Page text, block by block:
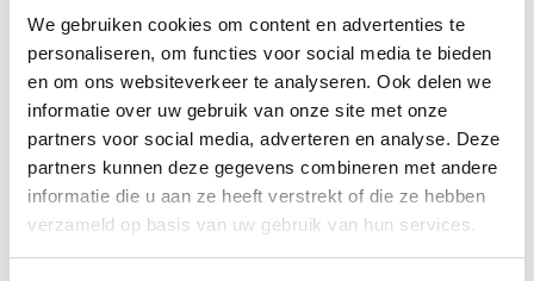
We gebruiken cookies om content en advertenties te
personaliseren, om functies voor social media te bieden
en om ons websiteverkeer te analyseren. Ook delen we
informatie over uw gebruik van onze site met onze
partners voor social media, adverteren en analyse. Deze
partners kunnen deze gegevens combineren met andere
informatie die u aan ze heeft verstrekt of die ze hebben
verzameld op basis van uw gebruik van hun services.
Excl. btw
Informatie
B2 kunststof poster afgedrukt op schitterend, dik
polypropyleen. Super mooie kleuren op dit duurzame